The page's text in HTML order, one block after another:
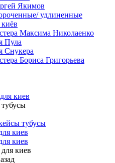
Якимов
удлиненные
Максима Николаенко
Пула
Снукера
Бориса Григорьева
киев
тубусы
киев
киев
киев